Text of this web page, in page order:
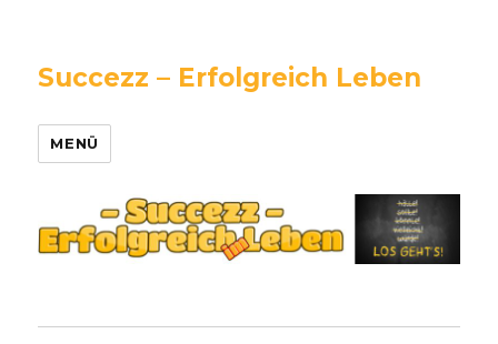
Succezz – Erfolgreich Leben
MENÜ